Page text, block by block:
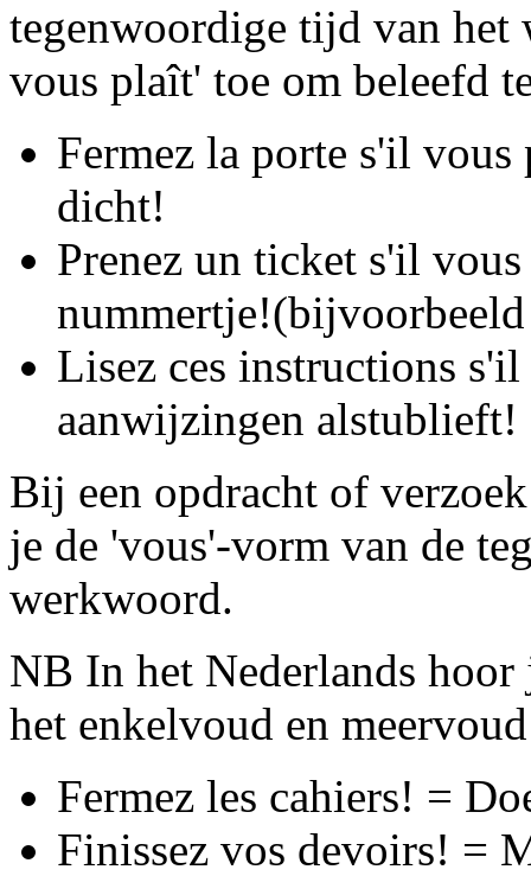
tegenwoordige tijd van het
vous plaît' toe om beleefd
Fermez la porte s'il
dicht!
Prenez un ticket s'il
Lisez ces instructions
aanwijzingen alstublieft!
Bij een opdracht of
je de 'vous'-vorm van de
werkwoord.
NB In het Nederlands hoor
het enkelvoud en
Fermez les cahiers! =
Finissez vos devoirs! =